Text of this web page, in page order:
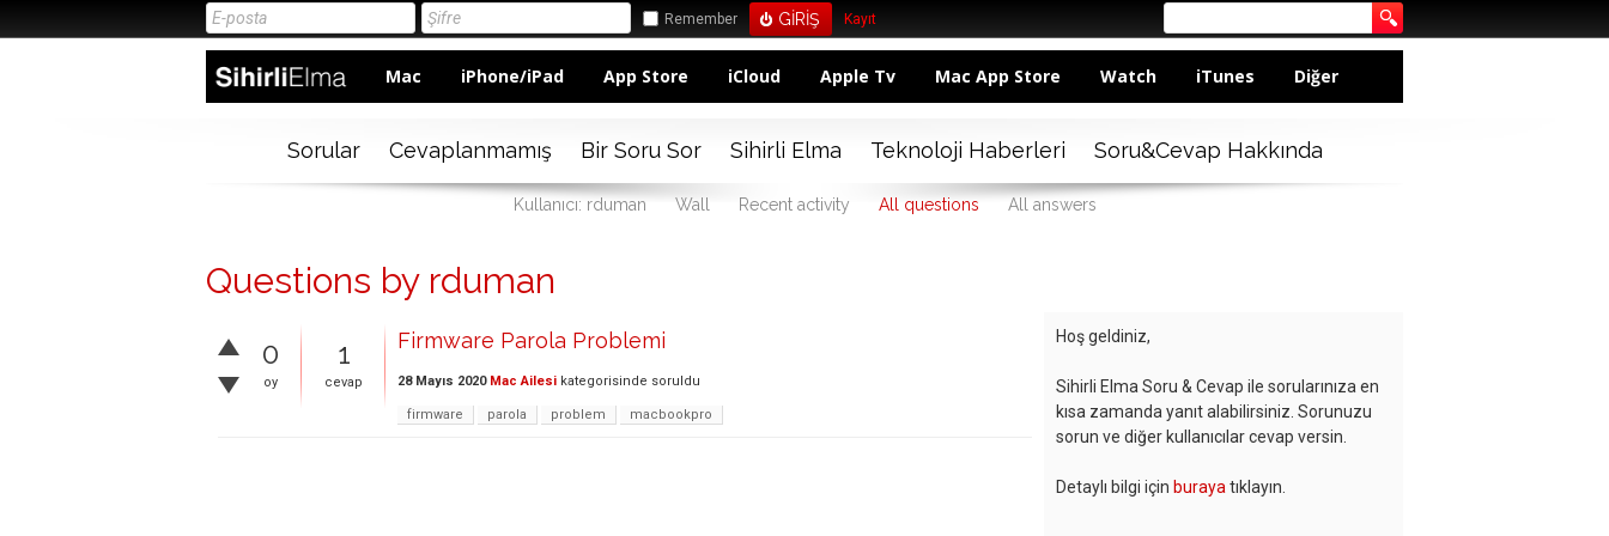
Remember Kayıt
Mac iPhone/iPad App Store iCloud Apple Tv Mac App Store Watch iTunes Diğer
Sorular Cevaplanmamış Bir Soru Sor Sihirli Elma Teknoloji Haberleri Soru&Cevap Hakkında
Kullanıcı: rduman Wall Recent activity All questions All answers
Questions by rduman
0
oy
1
cevap
Firmware Parola Problemi
28 Mayıs 2020 Mac Ailesi kategorisinde soruldu
firmware parola problem macbookpro
Hoş geldiniz,
Sihirli Elma Soru & Cevap ile sorularınıza en
kısa zamanda yanıt alabilirsiniz. Sorunuzu
sorun ve diğer kullanıcılar cevap versin.
Detaylı bilgi için buraya tıklayın.